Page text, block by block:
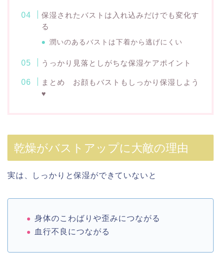
保湿されたバストは入れ込みだけでも変化す
る
潤いのあるバストは下着から逃げにくい
うっかり見落としがちな保湿ケアポイント
まとめ お顔もバストもしっかり保湿しよう
♥
乾燥がバストアップに大敵の理由
実は、しっかりと保湿ができていないと
身体のこわばりや歪みにつながる
血行不良につながる